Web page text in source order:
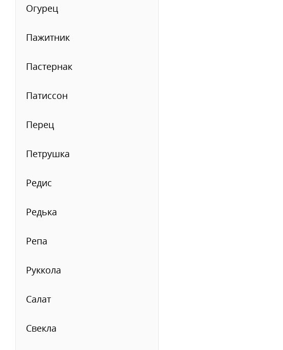
Огурец
Пажитник
Пастернак
Патиссон
Перец
Петрушка
Редис
Редька
Репа
Руккола
Салат
Свекла